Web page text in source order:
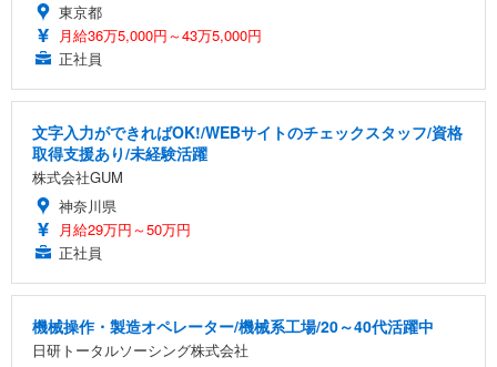
東京都
月給36万5,000円～43万5,000円
正社員
文字入力ができればOK!/WEBサイトのチェックスタッフ/資格
取得支援あり/未経験活躍
株式会社GUM
神奈川県
月給29万円～50万円
正社員
機械操作・製造オペレーター/機械系工場/20～40代活躍中
日研トータルソーシング株式会社